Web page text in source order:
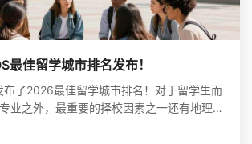
佳留学城市排名发布！
布了2026最佳留学城市排名！对于留学生而
业之外，最重要的择校因素之一还有地理位